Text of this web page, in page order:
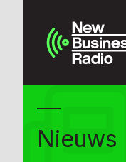
Nieuws